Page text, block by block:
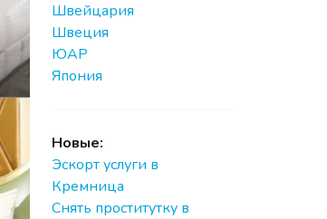
Швейцария
Швеция
ЮАР
Япония
Новые:
Эскорт услуги в
Кремница
Снять проститутку в